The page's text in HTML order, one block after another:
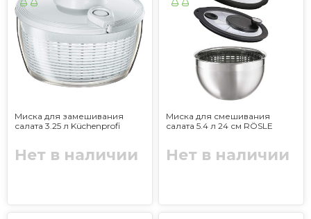
Миска для замешивания
салата 3.25 л Küchenprofi
Нет в наличии
Миска для смешивания
салата 5.4 л 24 см RÖSLE
Нет в наличии